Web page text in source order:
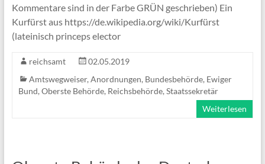
Kommentare sind in der Farbe GRÜN geschrieben) Ein
Kurfürst aus https://de.wikipedia.org/wiki/Kurfürst
(lateinisch princeps elector
reichsamt
02.05.2019
Amtswegweiser, Anordnungen, Bundesbehörde, Ewiger
Bund, Oberste Behörde, Reichsbehörde, Staatssekretär
Weiterlesen